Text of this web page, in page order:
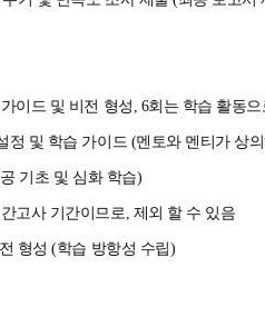
이드 및 비전 형성, 6회는 학습 활동으
정 및 학습 가이드 (멘토와 멘티가 상
기초 및 심화 학습)
고사 기간이므로, 제외 할 수 있음
형성 (학습 방항성 수립)